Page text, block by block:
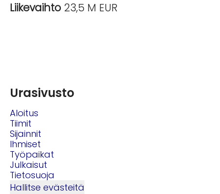
Liikevaihto 23,5 M EUR
Urasivusto
Aloitus
Tiimit
Sijainnit
Ihmiset
Työpaikat
Julkaisut
Tietosuoja
Hallitse evästeitä